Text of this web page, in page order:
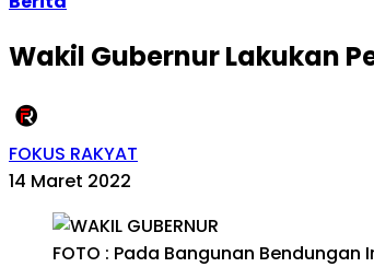
Wakil Gubernur Lakukan
FOKUS RAKYAT
14 Maret 2022
FOTO : Pada Bangunan